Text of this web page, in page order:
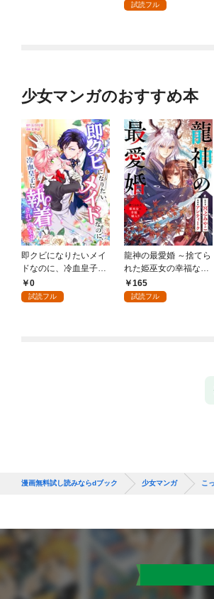
試読フル
少女マンガのおすすめ本
即クビになりたいメイ
ドなのに、冷血皇子に
執着されています第1
話
0
試読フル
龍神の最愛婚 ～捨てら
れた姫巫女の幸福な嫁
入り～: 1
165
試読フル
漫画無料試し読みならdブック 少女マンガ こ